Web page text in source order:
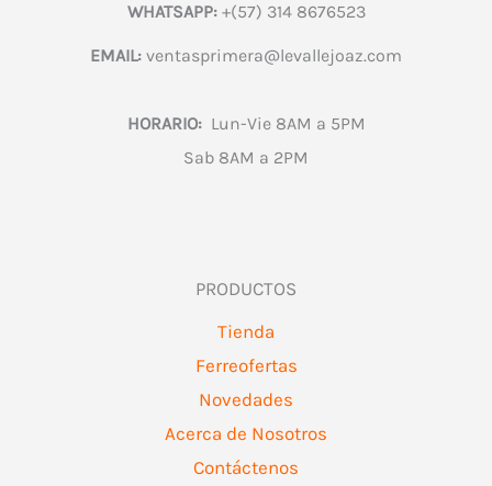
WHATSAPP:+(57) 314 8676523
EMAIL: ventasprimera@levallejoaz.com
HORARIO:Lun-Vie 8AM a 5PM
Sab 8AM a 2PM
PRODUCTOS
Tienda
Ferreofertas
Novedades
Acerca de Nosotros
Contáctenos